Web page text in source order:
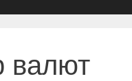
валют